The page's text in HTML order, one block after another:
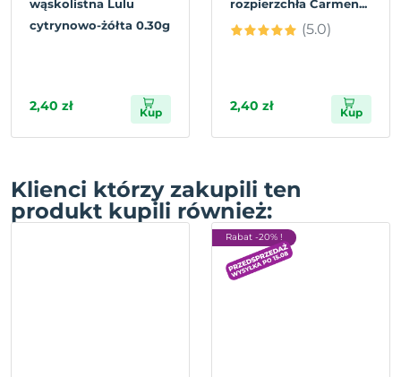
wąskolistna Lulu
cytrynowo-żółta 0.30g
2,40 zł Kup
rozpierzchła Carmen...
(5.0)
2,40 zł Kup
Klienci którzy zakupili ten
produkt kupili również:
Rabat -20% !